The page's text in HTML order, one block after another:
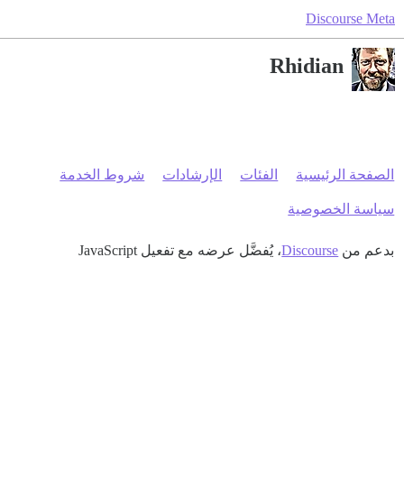
Discourse Meta
Rhidian
الصفحة الرئيسية الفئات الإرشادات شروط الخدمة
سياسة الخصوصية
بدعم من Discourse، يُفضَّل عرضه مع تفعيل JavaScript